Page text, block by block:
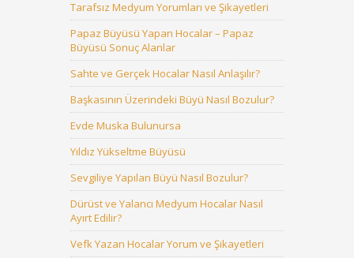
Tarafsız Medyum Yorumları ve Şikayetleri
Papaz Büyüsü Yapan Hocalar – Papaz
Büyüsü Sonuç Alanlar
Sahte ve Gerçek Hocalar Nasıl Anlaşılır?
Başkasının Üzerindeki Büyü Nasıl Bozulur?
Evde Muska Bulunursa
Yıldız Yükseltme Büyüsü
Sevgiliye Yapılan Büyü Nasıl Bozulur?
Dürüst ve Yalancı Medyum Hocalar Nasıl
Ayırt Edilir?
Vefk Yazan Hocalar Yorum ve Şikayetleri